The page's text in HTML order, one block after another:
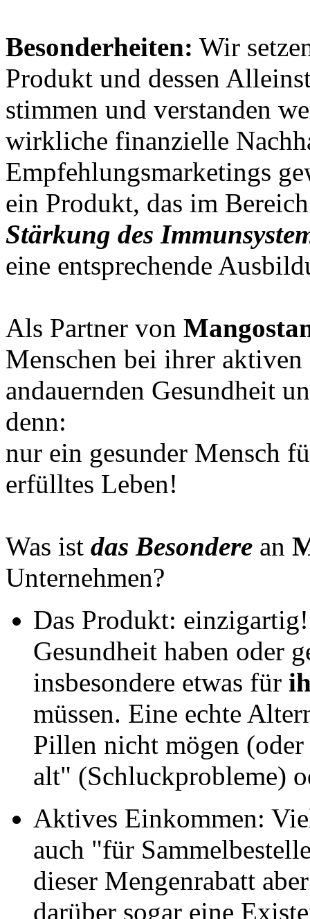
Besonderheiten: Wir
Produkt und dessen
stimmen und verstanden
wirkliche finanzielle
Empfehlungsmarketings
ein Produkt, das im
Stärkung des
eine entsprechende
Als Partner von
Menschen bei ihrer
andauernden Gesundheit
denn:
nur ein gesunder Mensch
erfülltes Leben!
Was ist das Besondere an
Unternehmen?
Das Produkt:
Gesundheit haben oder
insbesondere etwas für
müssen. Eine echte
Pillen nicht mögen
alt" (Schluckprobleme)
Aktives Einkommen:
auch "für
dieser Mengenrabatt
darüber sogar eine